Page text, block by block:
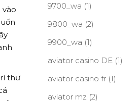
thư
9700_wa (1)
9800_wa (2)
9900_wa (1)
aviator casino DE(1)
aviator casino fr(1)
aviator mz (2)